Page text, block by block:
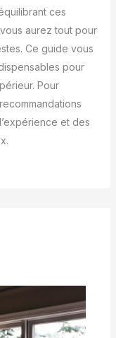
ces
aurez tout pour
Ce guide vous
pour
Pour
et des